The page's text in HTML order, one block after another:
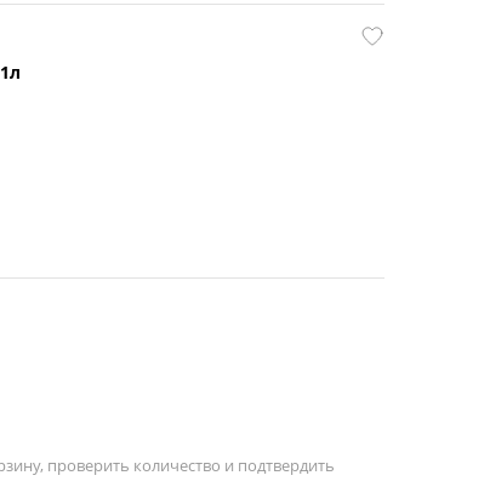
проверить количество и подтвердить